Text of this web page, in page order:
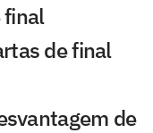
final
de final
de